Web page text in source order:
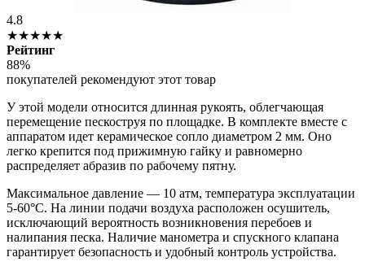
4.8
★★★★★
Рейтинг
88%
покупателей рекомендуют этот товар
У этой модели относится длинная рукоять, облегчающая
перемещение пескоструя по площадке. В комплекте вместе с
аппаратом идет керамическое сопло диаметром 2 мм. Оно
легко крепится под прижимную гайку и равномерно
распределяет абразив по рабочему пятну.
Максимальное давление — 10 атм, температура эксплуатации
5-60°С. На линии подачи воздуха расположен осушитель,
исключающий вероятность возникновения перебоев и
налипания песка. Наличие манометра и спускного клапана
гарантирует безопасность и удобный контроль устройства.